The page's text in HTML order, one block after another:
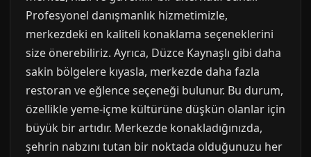
Profesyonel danışmanlık hizmetimizle,
merkezdeki en kaliteli konaklama seçeneklerini
size önerebiliriz. Ayrıca, Düzce Kaynaşlı gibi daha
sakin bölgelere kıyasla, merkezde daha fazla
restoran ve eğlence seçeneği bulunur. Bu durum,
özellikle yeme-içme kültürüne düşkün olanlar için
büyük bir artıdır. Merkezde konakladığınızda,
şehrin nabzını tutan bir noktada olduğunuzu her